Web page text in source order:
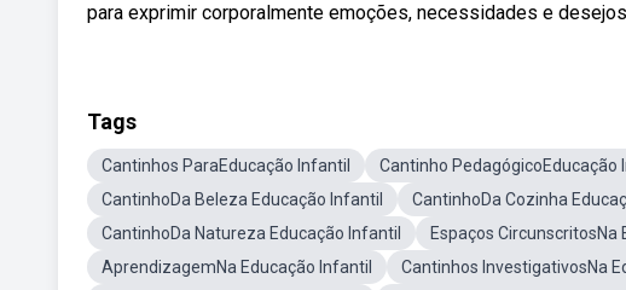
para exprimir corporalmente emoções, necessidades e
Tags
Cantinhos ParaEducação Infantil Cantinho PedagógicoEducação
CantinhoDa Beleza Educação Infantil
CantinhoDa Cozinha
CantinhoDa Natureza Educação Infantil
Espaços CircunscritosNa
AprendizagemNa Educação Infantil
Cantinhos InvestigativosNa